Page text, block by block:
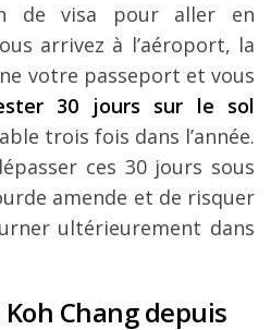
de visa pour aller en
arrivez à l’aéroport, la
votre passeport et vous
30 jours sur le sol
trois fois dans l’année.
ces 30 jours sous
amende et de risquer
ultérieurement dans
Chang depuis